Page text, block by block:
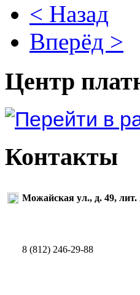
< Назад
Вперёд >
Центр
Контакты
Можайская ул., д. 49, лит.
8 (812) 246-29-88